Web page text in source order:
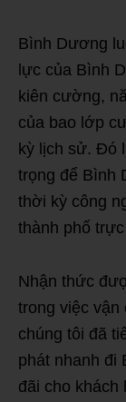
Bình Dương
lực của Bình
kiên cường,
của bao lớp
kỳ lịch sử. Đó
trọng để Bình
thời kỳ công
thành phố
Nhận thức
trong việc
chúng tôi đã
phát nhanh đi
đãi cho khách